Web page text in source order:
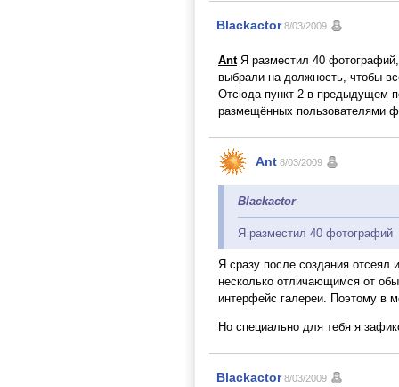
Blackactor 8/03/2009
AntЯ разместил 40
выбрали на должность, чтобы
Отсюда пункт 2 в предыдущем
размещённых пользователями
Ant 8/03/2009
Blackactor
Я разместил 40 фотографий
Я сразу после создания
несколько отличающимся от
интерфейс галереи. Поэтому в
Но специально для тебя я
Blackactor 8/03/2009